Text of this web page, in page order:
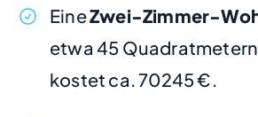
EineZwei-Zimmer-
etwa 45
kostet ca. 70245 €.